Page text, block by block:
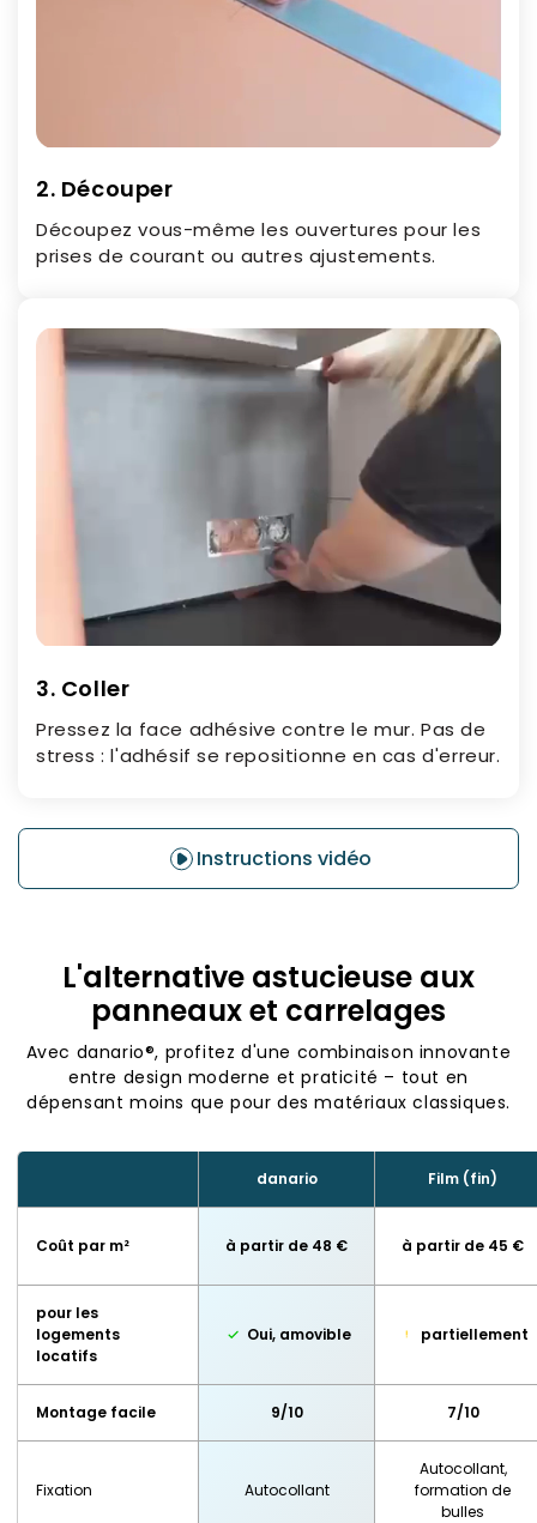
2. Découper
Découpez vous-même les ouvertures pour les
prises de courant ou autres ajustements.
3. Coller
Pressez la face adhésive contre le mur. Pas de
stress : l'adhésif se repositionne en cas d'erreur.
Instructions vidéo
L'alternative astucieuse aux
panneaux et carrelages
Avec danario®, profitez d'une combinaison innovante
entre design moderne et praticité – tout en
dépensant moins que pour des matériaux classiques.
danario Film (fin)
Coût par m² à partir de 48 € à partir de 45 €
pour les
logements
locatifs
Oui, amovible partiellement
Montage facile 9/10 7/10
Fixation Autocollant
Autocollant,
formation de
bulles